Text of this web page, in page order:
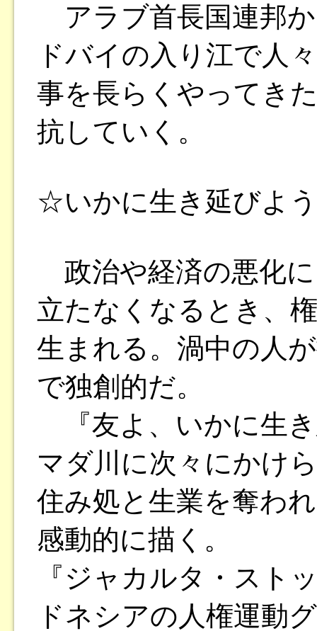
アラブ首長国連邦
ドバイの入り江で人
事を長らくやってき
抗していく。
☆いかに生き延びよ
政治や経済の悪化
立たなくなるとき、
生まれる。渦中の人
で独創的だ。
『友よ、いかに生
マダ川に次々にかけ
住み処と生業を奪わ
感動的に描く。
『ジャカルタ・スト
ドネシアの人権運動